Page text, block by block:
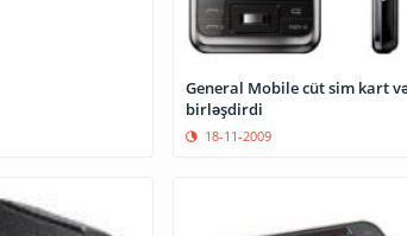
General Mobile cüt sim kart və TV-ni
birləşdirdi
18-11-2009